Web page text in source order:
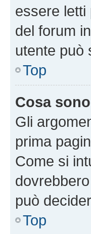
essere letti
del forum
utente può
Top
Cosa
Gli
prima
Come si
può
Top